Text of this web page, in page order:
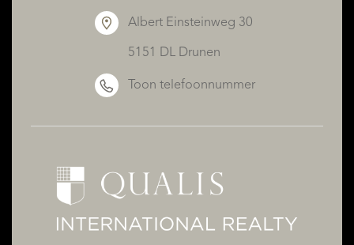
Albert Einsteinweg 30
5151 DL Drunen
Toon telefoonnummer